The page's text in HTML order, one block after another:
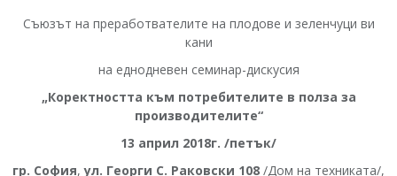
Съюзът на преработвателите на плодове и зеленчуци ви
кани
на еднодневен семинар-дискусия
„Коректността към потребителите в полза за
производителите“
13 април 2018г. /петък/
гр. София,ул. Георги С. Раковски 108 /Дом на техниката/,